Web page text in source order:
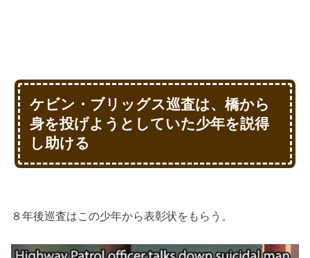
ケビン・ブリッグス巡査は、橋から
身を投げようとしていた少年を説得
し助ける
８年後巡査はこの少年から表彰状をもらう。